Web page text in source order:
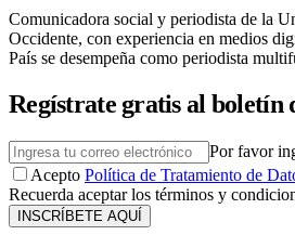
Comunicadora social y periodista de la
Occidente, con experiencia en medios
País se desempeña como periodista
Regístrate gratis al boletín
Por favor
Acepto Política de Tratamiento de
Recuerda aceptar los términos y
INSCRÍBETE AQUÍ